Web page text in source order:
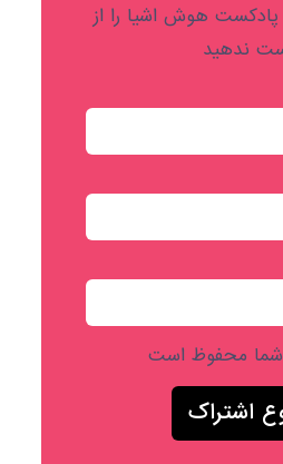
پادکست هوش اشیا را از
ندهید
شما محفوظ است